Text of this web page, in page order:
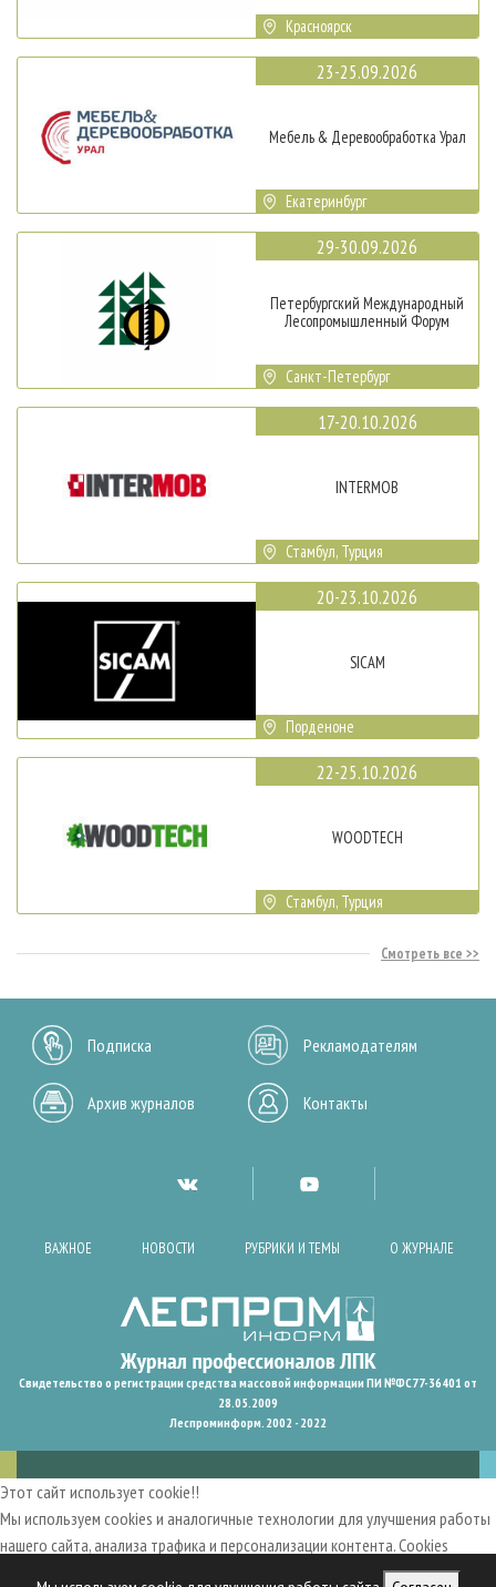
Красноярск
23-25.09.2026
Мебель & Деревообработка Урал
Екатеринбург
29-30.09.2026
Петербургский Международный
Лесопромышленный Форум
Санкт-Петербург
17-20.10.2026
INTERMOB
Стамбул, Турция
20-23.10.2026
SICAM
Порденоне
22-25.10.2026
WOODTECH
Стамбул, Турция
Смотреть все
Подписка Рекламодателям
Архив журналов Контакты
ВАЖНОЕ НОВОСТИ РУБРИКИ И ТЕМЫ О ЖУРНАЛЕ
Свидетельство о регистрации средства массовой информации ПИ №ФС77-36401 от
28.05.2009
Леспроминформ. 2002 - 2022
Этот сайт использует cookie!!
Мы используем cookies и аналогичные технологии для улучшения работы
нашего сайта, анализа трафика и персонализации контента. Cookies